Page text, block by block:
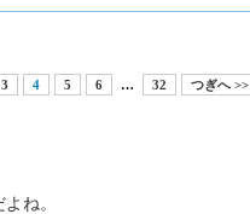
3 4 5 6 … 32 つぎへ >>
ね。